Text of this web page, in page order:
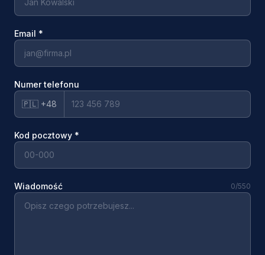
Email *
Numer telefonu
🇵🇱 +48
Kod pocztowy *
Wiadomość 0/550